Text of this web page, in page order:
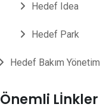
Hedef Idea
Hedef Park
Hedef Bakım Yönetim
Önemli Lİnkler